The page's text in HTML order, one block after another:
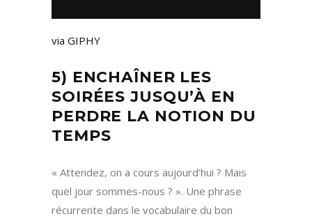
via GIPHY
5) ENCHAÎNER LES
SOIRÉES JUSQU’À EN
PERDRE LA NOTION DU
TEMPS
« Attendez, on a cours aujourd’hui ? Mais
quel jour sommes-nous ? ». Une phrase
récurrente dans le vocabulaire du bon